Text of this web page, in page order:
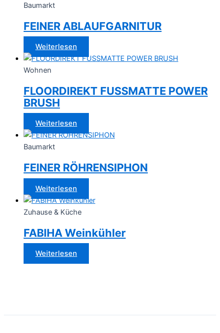
Baumarkt
FEINER ABLAUFGARNITUR
Weiterlesen
Wohnen
FLOORDIREKT FUSSMATTE POWER
BRUSH
Weiterlesen
Baumarkt
FEINER RÖHRENSIPHON
Weiterlesen
Zuhause & Küche
FABIHA Weinkühler
Weiterlesen